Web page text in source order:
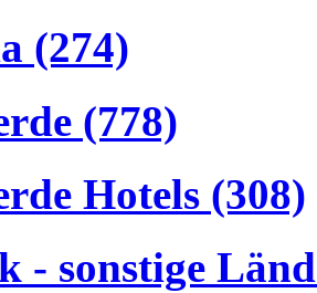
(274)
(778)
Hotels (308)
- sonstige